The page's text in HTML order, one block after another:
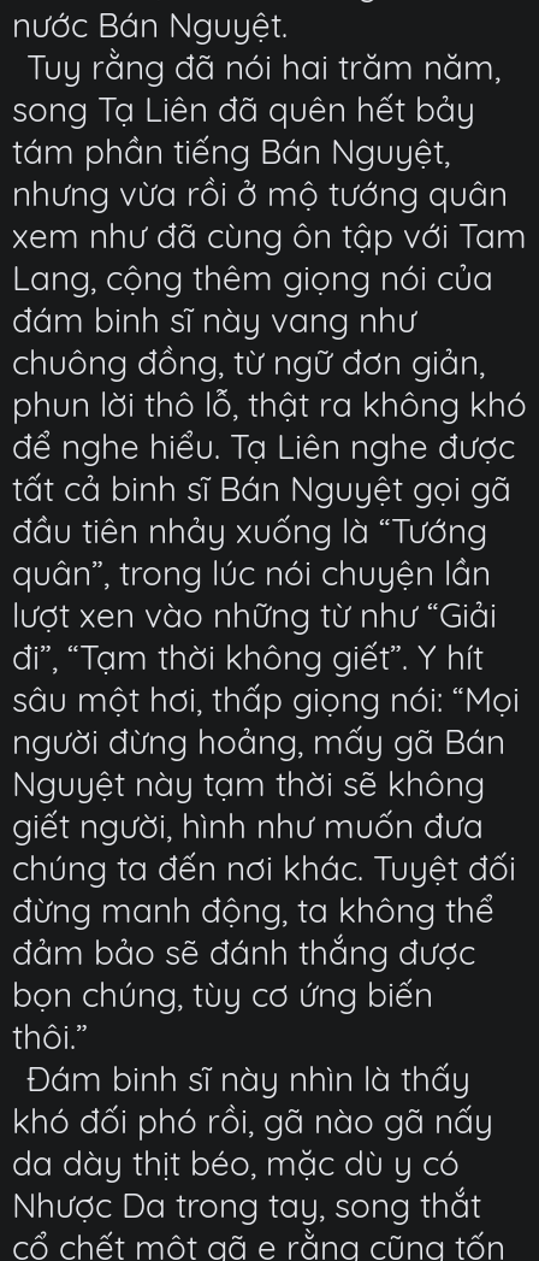
nước Bán Nguyệt.
Tuy rằng đã nói hai trăm năm,
song Tạ Liên đã quên hết bảy
tám phần tiếng Bán Nguyệt,
nhưng vừa rồi ở mộ tướng quân
xem như đã cùng ôn tập với Tam
Lang, cộng thêm giọng nói của
đám binh sĩ này vang như
chuông đồng, từ ngữ đơn giản,
phun lời thô lỗ, thật ra không khó
để nghe hiểu. Tạ Liên nghe được
tất cả binh sĩ Bán Nguyệt gọi gã
đầu tiên nhảy xuống là “Tướng
quân”, trong lúc nói chuyện lần
lượt xen vào những từ như “Giải
đi”, “Tạm thời không giết”. Y hít
sâu một hơi, thấp giọng nói: “Mọi
người đừng hoảng, mấy gã Bán
Nguyệt này tạm thời sẽ không
giết người, hình như muốn đưa
chúng ta đến nơi khác. Tuyệt đối
đừng manh động, ta không thể
đảm bảo sẽ đánh thắng được
bọn chúng, tùy cơ ứng biến
thôi.”
Đám binh sĩ này nhìn là thấy
khó đối phó rồi, gã nào gã nấy
da dày thịt béo, mặc dù y có
Nhược Da trong tay, song thắt
cổ chết một gã e rằng cũng tốn